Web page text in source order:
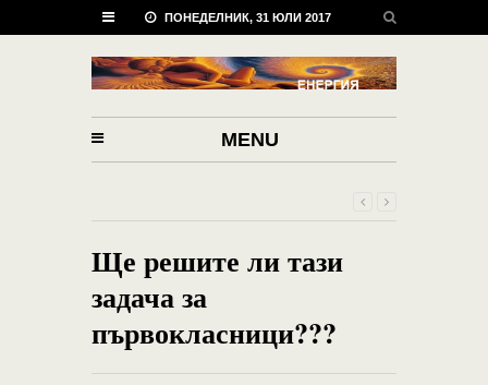
ПОНЕДЕЛНИК, 31 ЮЛИ 2017
MENU
Ще решите ли тази
задача за
първокласници???